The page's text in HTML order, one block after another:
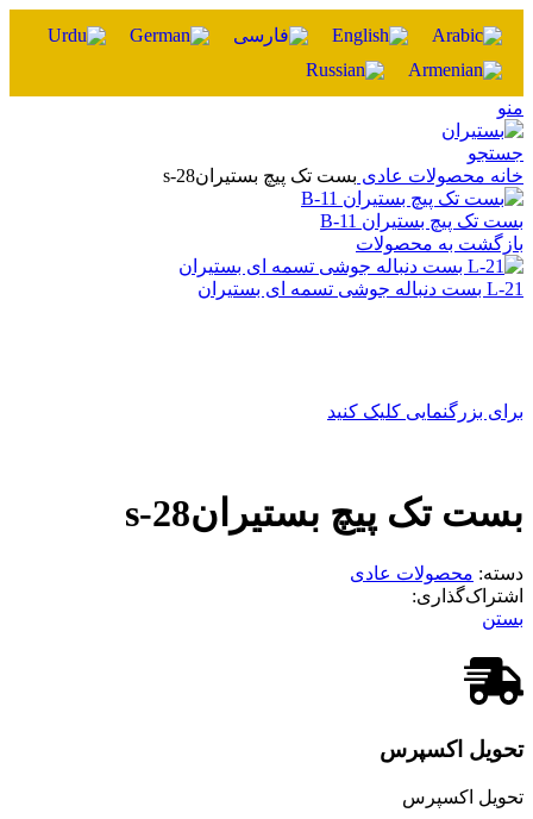
منو
جستجو
خانه محصولات عادی بست تک پیچ بستیرانs-28
بست تک پیچ بستیران B-11
بازگشت به محصولات
L-21 بست دنباله جوشی تسمه ای بستیران
برای بزرگنمایی کلیک کنید
بست تک پیچ بستیرانs-28
دسته: محصولات عادی
اشتراک‌گذاری:
بستن
تحویل اکسپرس
تحویل اکسپرس